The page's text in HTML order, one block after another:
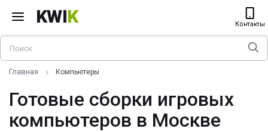
KWIK Контакты
Главная Компьютеры
Готовые сборки игровых
компьютеров в Москве